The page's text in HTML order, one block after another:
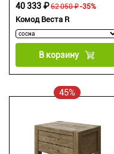
Комод Веста R
62 050 ₽
40 333 ₽ -35%
В корзину
45%